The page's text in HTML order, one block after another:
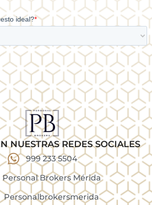
NUESTRAS REDES SOCIALES
999 233 5504
Personal Brokers Mérida
Personalbrokersmerida